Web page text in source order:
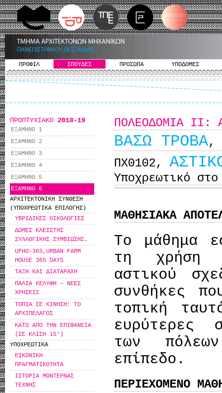
ΠΡΟΦΙΛ ΣΠΟΥΔΕΣ ΠΡΟΣΩΠΑ ΥΠΟΔΟΜΕΣ
ΠΡΟΠΤΥΧΙΑΚΟ 2018-19
ΕΞΑΜΗΝΟ 1
ΕΞΑΜΗΝΟ 2
ΕΞΑΜΗΝΟ 3
ΕΞΑΜΗΝΟ 4
ΕΞΑΜΗΝΟ 5
ΕΞΑΜΗΝΟ 6
ΑΡΧΙΤΕΚΤΟΝΙΚΗ ΣΥΝΘΕΣΗ
(ΥΠΟΧΡΕΩΤΙΚΑ ΕΠΙΛΟΓΗΣ)
ΥΒΡΙΔΙΚΕΣ ΟΙΚΟΛΟΓΙΕΣ
ΔΟΜΕΣ ΚΛΕΙΣΤΗΣ
ΣΥΛΛΟΓΙΚΗΣ ΣΥΜΒΙΩΣΗΣ.
UFHO-365,URBAN FARM
HOUSE 365 DAYS
ΤΑΞΗ ΚΑΙ ΔΙΑΤΑΡΑΧΗ
ΠΑΛΙΑ ΚΕΛΥΦΗ – ΝΕΕΣ
ΧΡΗΣΕΙΣ
ΤΟΠΙΑ ΣΕ ΚΙΝΗΣΗ: ΤΟ
ΑΡΧΙΠΕΛΑΓΟΣ
ΚΑΤΩ ΑΠΟ ΤΗΝ ΕΠΙΦΑΝΕΙΑ
(ΣΕ ΚΛΙΣΗ 15°)
ΥΠΟΧΡΕΩΤΙΚΑ
ΕΙΚΟΝΙΚΗ
ΠΡΑΓΜΑΤΙΚΟΤΗΤΑ
ΙΣΤΟΡΙΑ ΜΟΝΤΕΡΝΑΣ
ΤΕΧΝΗΣ
ΠΟΛΕΟΔΟΜΙΑ ΙΙ:
ΒΑΣΩ ΤΡΟΒΑ,
ΠΧ0102,
Υποχρεωτικό
ΜΑΘΗΣΙΑΚΑ
Το μάθημα
τη χρήση
αστικού
συνθήκες
τοπική
ευρύτερες
των
επίπεδο.
ΠΕΡΙΕΧΟΜΕΝΟ